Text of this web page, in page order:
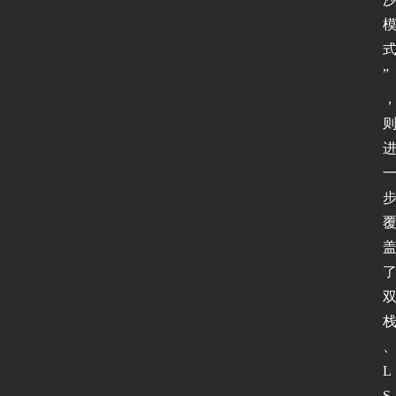
模
式
”
，
则
进
一
步
覆
盖
了
双
栈
L